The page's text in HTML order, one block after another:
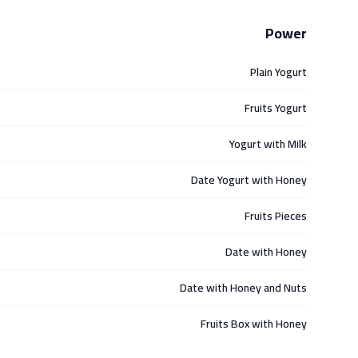
Power
Plain Yogurt
Fruits Yogurt
Yogurt with Milk
Date Yogurt with Honey
Fruits Pieces
Date with Honey
Date with Honey and Nuts
Fruits Box with Honey